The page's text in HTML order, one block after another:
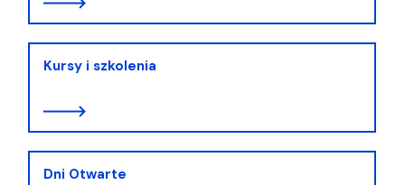
Kursy i szkolenia
Dni Otwarte